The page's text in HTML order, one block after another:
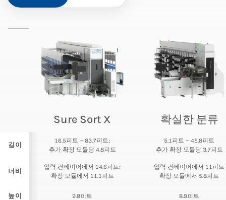
Sure Sort X 확실한 분류
길이
16.5피트 ~ 83.7피트;
추가 확장 모듈당 4.8피트
5.1피트 ~ 45.8피트
추가 확장 모듈당 3.7피트
너비
입력 컨베이어에서 14.6피트;
확장 모듈에서 11.1피트
입력 컨베이어에서 11피트
확장 모듈에서 5.8피트
높이 9.8피트 8.9피트